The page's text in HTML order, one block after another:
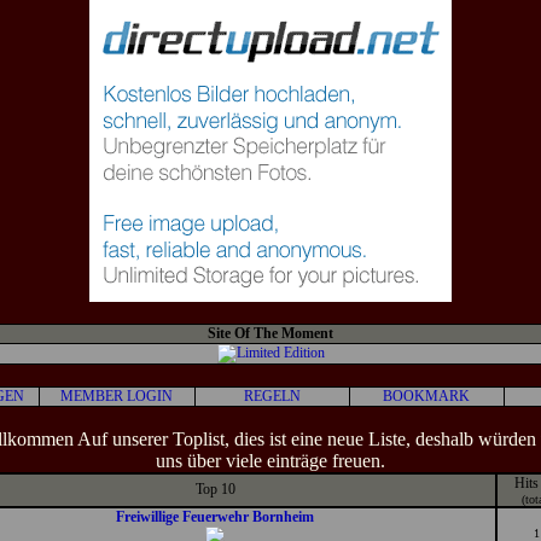
Site Of The Moment
MEMBER LOGIN REGELN BOOKMARK
Auf unserer Toplist, dies ist eine neue Liste, deshalb
uns über viele einträge freuen.
Top 10
Freiwillige Feuerwehr Bornheim
1